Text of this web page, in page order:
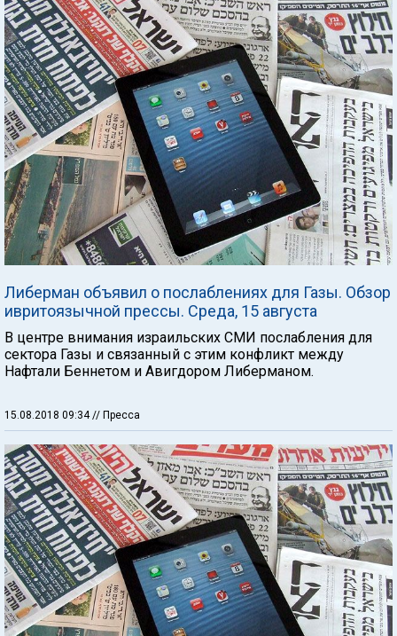
Либерман объявил о послаблениях для Газы. Обзор
ивритоязычной прессы. Среда, 15 августа
В центре внимания израильских СМИ послабления для
сектора Газы и связанный с этим конфликт между
Нафтали Беннетом и Авигдором Либерманом.
15.08.2018 09:34// Пресса